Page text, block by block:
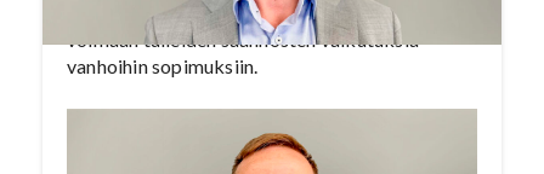
tiedonsaantioikeuksia, tilausten peruutuksia ja
voimaan tulleiden säännösten vaikutuksia
vanhoihin sopimuksiin.